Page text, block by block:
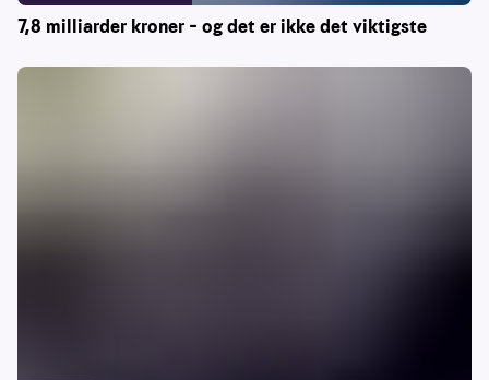
7,8 milliarder kroner – og det er ikke det viktigste